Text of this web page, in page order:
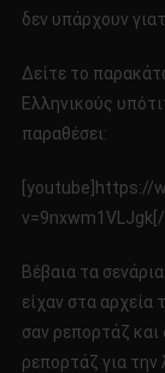
δεν υπάρχουν
Δείτε το
Ελληνικούς
παραθέσει:
[youtube]https://
Βέβαια τα
είχαν στα
σαν ρεπορτάζ και
ρεπορτάζ για την